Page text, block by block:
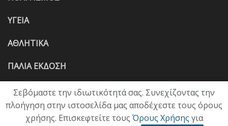
ΥΓΕΙΑ
ΑΘΛΗΤΙΚΑ
ΠΑΛΙΑ ΕΚΔΟΣΗ
Σεβόμαστε την ιδιωτικότητά σας. Συνεχίζοντας την
πλοήγηση στην ιστοσελίδα μας αποδέχεστε τους όρους
χρήσης. Επισκεφτείτε τους Όρους Χρήσης για